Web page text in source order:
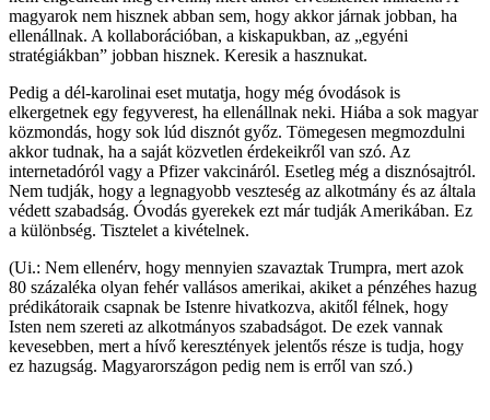
magyarok nem hisznek abban sem, hogy akkor járnak jobban, ha
ellenállnak. A kollaborációban, a kiskapukban, az „egyéni
stratégiákban” jobban hisznek. Keresik a hasznukat.
Pedig a dél-karolinai eset mutatja, hogy még óvodások is
elkergetnek egy fegyverest, ha ellenállnak neki. Hiába a sok magyar
közmondás, hogy sok lúd disznót győz. Tömegesen megmozdulni
akkor tudnak, ha a saját közvetlen érdekeikről van szó. Az
internetadóról vagy a Pfizer vakcináról. Esetleg még a disznósajtról.
Nem tudják, hogy a legnagyobb veszteség az alkotmány és az általa
védett szabadság. Óvodás gyerekek ezt már tudják Amerikában. Ez
a különbség. Tisztelet a kivételnek.
(Ui.: Nem ellenérv, hogy mennyien szavaztak Trumpra, mert azok
80 százaléka olyan fehér vallásos amerikai, akiket a pénzéhes hazug
prédikátoraik csapnak be Istenre hivatkozva, akitől félnek, hogy
Isten nem szereti az alkotmányos szabadságot. De ezek vannak
kevesebben, mert a hívő keresztények jelentős része is tudja, hogy
ez hazugság. Magyarországon pedig nem is erről van szó.)